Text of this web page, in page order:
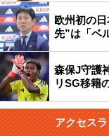
欧州初の
先”は「ベ
森保J守護
リSG移籍
アクセス